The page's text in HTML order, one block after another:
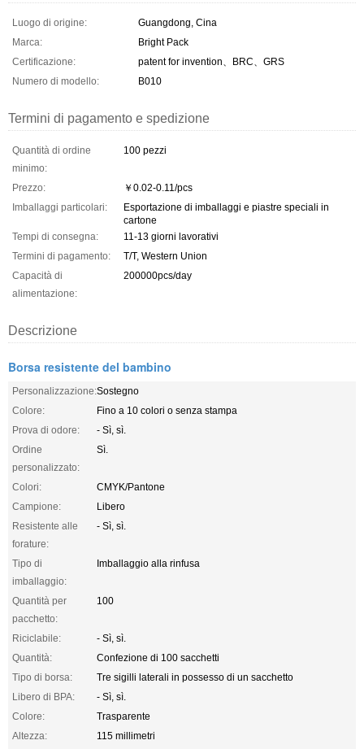
Luogo di origine:
Guangdong, Cina
Marca:
Bright Pack
Certificazione:
patent for invention、BRC、GRS
Numero di modello:
B010
Termini di pagamento e spedizione
Quantità di ordine
minimo:
100 pezzi
Prezzo:
￥0.02-0.11/pcs
Imballaggi particolari:
Esportazione di imballaggi e piastre speciali in
cartone
Tempi di consegna:
11-13 giorni lavorativi
Termini di pagamento:
T/T, Western Union
Capacità di
alimentazione:
200000pcs/day
Descrizione
Borsa resistente del bambino
Personalizzazione:Sostegno
Colore:
Fino a 10 colori o senza stampa
Prova di odore:
- Sì, sì.
Ordine
personalizzato:
Sì.
Colori:
CMYK/Pantone
Campione:
Libero
Resistente alle
forature:
- Sì, sì.
Tipo di
imballaggio:
Imballaggio alla rinfusa
Quantità per
pacchetto:
100
Riciclabile:
- Sì, sì.
Quantità:
Confezione di 100 sacchetti
Tipo di borsa:
Tre sigilli laterali in possesso di un sacchetto
Libero di BPA:
- Sì, sì.
Colore:
Trasparente
Altezza:
115 millimetri